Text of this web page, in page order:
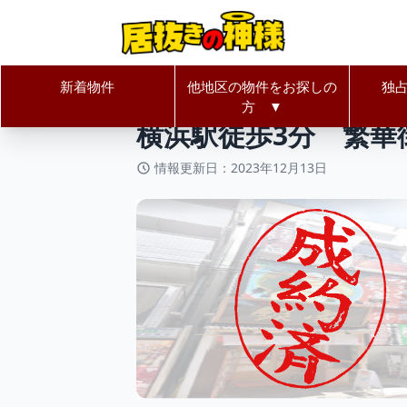
新着物件
他地区の物件をお探しの
方 ▼
独
居抜きの神様Home 神奈川県 横
横浜駅徒歩3分 繁華
情報更新日：2023年12月13日